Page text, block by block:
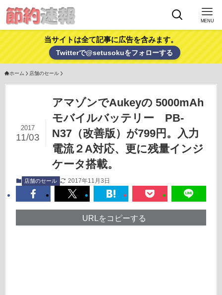
MENU
当サイトは全て記事に広告を含みます。
Twitterで@setusokuをフォローする
ホーム 店舗のセール
アマゾンでAukeyの 5000mAh
モバイルバッテリー PB-
N37（改善版）が799円。入力
電流２A対応、更に残量インジ
ケータ搭載。
2017
11/03
店舗のセール 2017年11月3日
URLをコピーする